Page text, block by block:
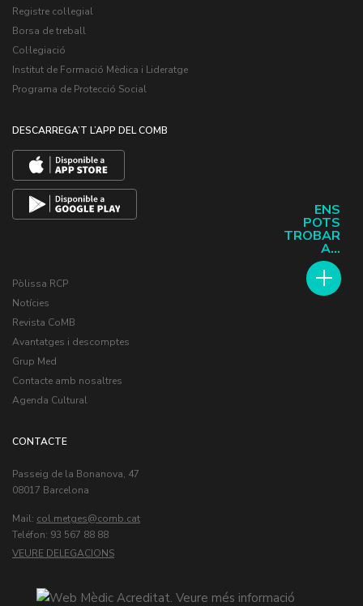
ENS
POTS
TROBAR
A...
Registre col·legial
Borsa de treball
Col·legiació
Institut de Formació Mèdica i Lideratge
Programa de Protecció Social
DESCARREGA’T L’APP DEL COMB
Pòlissa RCP
Notícies
Revista CoMB
Avantatges i descomptes
Grup Med
Contacte amb nosaltres
Agenda Cultural
CONTACTE
Passeig de la Bonanova, 47
08017 Barcelona
Mail: col.metges
Teléfon: 93 567 88 88
VEURE DELEGACIONS